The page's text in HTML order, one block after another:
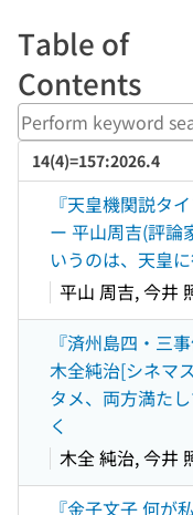
Table of
Contents
14(4)=157:2026.4
『天皇機関説タ
ー 平山周吉(評論
いうのは、天皇
平山 周吉, 今井
『済州島四・三
木全純治[シネマ
タメ、両方満た
く
木全 純治, 今井
『金子文子 何が